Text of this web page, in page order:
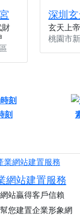
闔家平安、財運亨
。
深圳
玄天上
桃園市
刻
網站建置服務
站贏得客戶信賴
您建置企業形象網